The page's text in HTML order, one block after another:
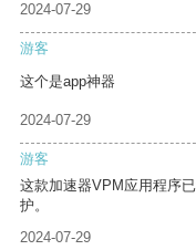
2024-07-29
游客
这个是app神器
2024-07-29
游客
这款加速器VPM应用程序
护。
2024-07-29